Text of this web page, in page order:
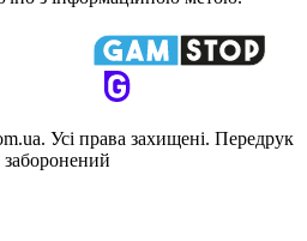
Усi права захищенi. Передрук
заборонений